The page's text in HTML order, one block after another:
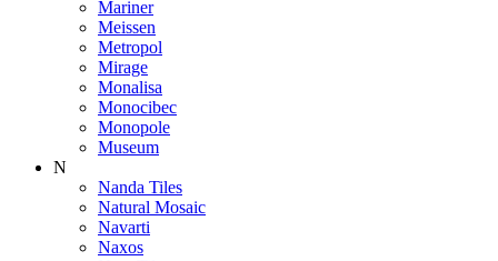
Mariner
Meissen
Metropol
Mirage
Monalisa
Monocibec
Monopole
Museum
N
Nanda Tiles
Natural Mosaic
Navarti
Naxos